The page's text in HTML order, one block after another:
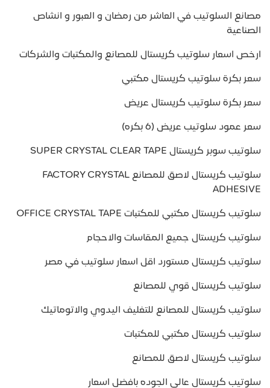
مصانع السلوتيب في العاشر من رمضان و العبور و انشاص
الصناعية
ارخص اسعار سلوتيب كريستال للمصانع والمكتبات والشركات
سعر بكرة سلوتيب كريستال مكتبي
سعر بكرة سلوتيب كريستال عريض
سعر عمود سلوتيب عريض (6 بكره)
سلوتيب سوبر كريستال SUPER CRYSTAL CLEAR TAPE
سلوتيب كريستال لاصق للمصانع FACTORY CRYSTAL
ADHESIVE
سلوتيب كريستال مكتبي للمكتبات OFFICE CRYSTAL TAPE
سلوتيب كريستال جميع المقاسات والاحجام
سلوتيب كريستال مستورد اقل اسعار سلوتيب في مصر
سلوتيب كريستال قوي للمصانع
سلوتيب كريستال للمصانع للتغليف اليدوي والاتوماتيك
سلوتيب كريستال مكتبي للمكتبات
سلوتيب كريستال لاصق للمصانع
سلوتيب كريستال عالي الجوده بافضل اسعار